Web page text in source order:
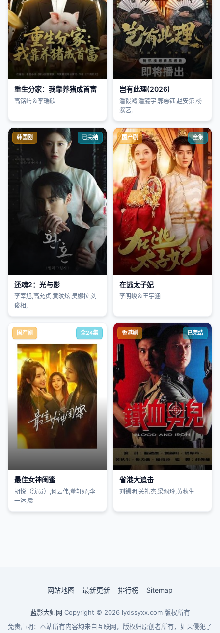
重生分家：我靠养猪成首富
高铭屿＆李瑞欣
岂有此理(2026)
潘毅鸿,潘麓宇,郭馨钰,赵安第,杨
紫艺,
韩国剧 已完结
还魂2：光与影
李宰旭,高允贞,黄旼炫,吴娜拉,刘
俊相,
国产剧 全集
在逃太子妃
李明峻＆王宇涵
国产剧 全24集
最佳女神闺蜜
胡悦（演员）,何云伟,董轩妤,李
一沐,袁
香港剧 已完结
省港大追击
刘锡明,关礼杰,梁佩玲,黄秋生
网站地图 最新更新 排行榜 Sitemap
蓝影大师网 Copyright © 2026 lydssyxx.com 版权所有
免责声明：本站所有内容均来自互联网，版权归原创者所有，如果侵犯了